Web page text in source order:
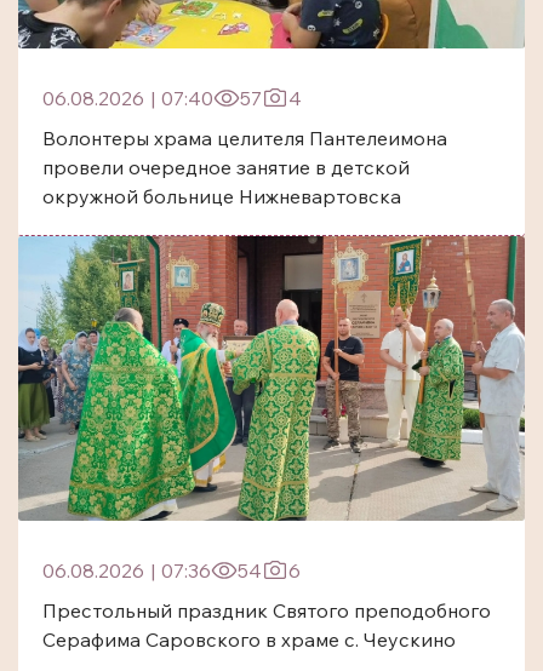
06.08.2026 | 07:40 57
4
Волонтеры храма целителя Пантелеимона
провели очередное занятие в детской
окружной больнице Нижневартовска
06.08.2026 | 07:36 54
6
Престольный праздник Святого преподобного
Серафима Саровского в храме с. Чеускино